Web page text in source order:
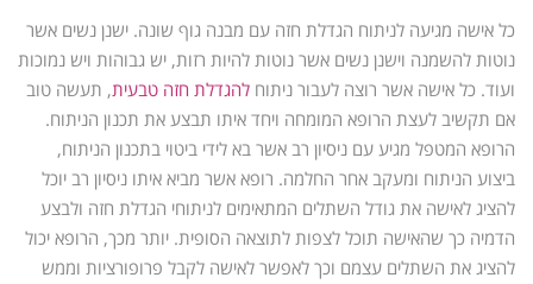
כל אישה מגיעה לניתוח הגדלת חזה עם מבנה גוף שונה. ישנן נשים אשר
נוטות להשמנה וישנן נשים אשר נוטות להיות רזות, יש גבוהות ויש נמוכות
ועוד. כל אישה אשר רוצה לעבור ניתוח להגדלת חזה טבעית, תעשה טוב
אם תקשיב לעצת הרופא המומחה ויחד איתו תבצע את תכנון הניתוח.
הרופא המטפל מגיע עם ניסיון רב אשר בא לידי ביטוי בתכנון הניתוח,
ביצוע הניתוח ומעקב אחר החלמה. רופא אשר מביא איתו ניסיון רב יוכל
להציג לאישה את גודל השתלים המתאימים לניתוחי הגדלת חזה ולבצע
הדמיה כך שהאישה תוכל לצפות לתוצאה הסופית. יותר מכך, הרופא יכול
להציג את השתלים עצמם וכך לאפשר לאישה לקבל פרופורציות וממש